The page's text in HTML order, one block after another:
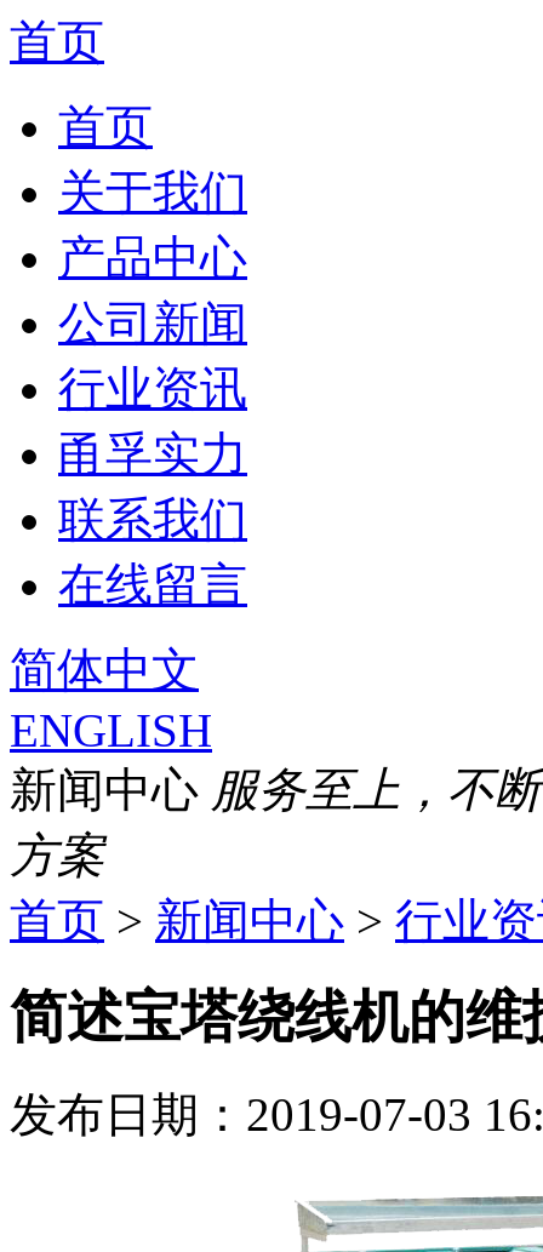
首页
首页
关于我们
产品中心
公司新闻
行业资讯
甬孚实力
联系我们
在线留言
简体中文
ENGLISH
新闻中心 服务至上，不
方案
首页 > 新闻中心 > 行业
简述宝塔绕线机的维
发布日期：2019-07-03